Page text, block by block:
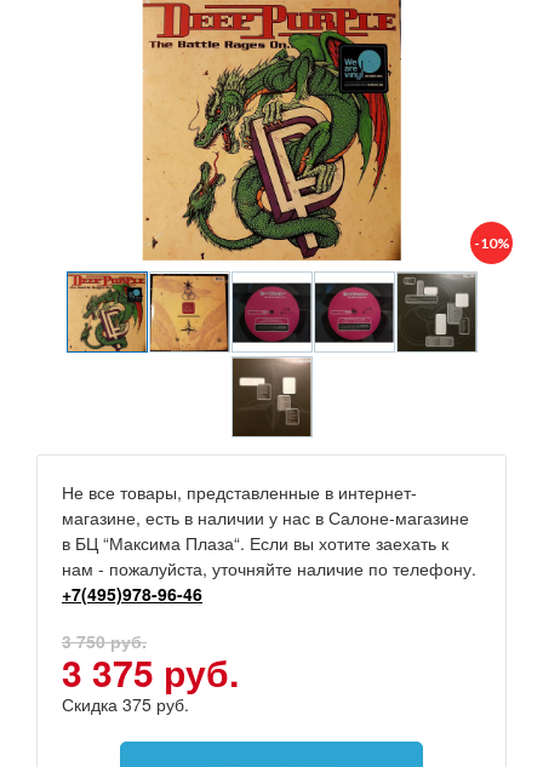
-10%
Не все товары, представленные в интернет-
магазине, есть в наличии у нас в Салоне-магазине
в БЦ “Максима Плаза“. Если вы хотите заехать к
нам - пожалуйста, уточняйте наличие по телефону.
+7(495)978-96-46
3 750 руб.
3 375 руб.
Скидка 375 руб.